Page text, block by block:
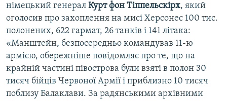
німецький генерал Курт фон Тіппельскірх, який
оголосив про захоплення на мисі Херсонес 100 тис.
полонених, 622 гармат, 26 танків і 141 літака:
«Манштейн, безпосередньо командував 11-ю
армією, обережніше повідомляє про те, що на
крайній частині півострова були взяті в полон 30
тисяч бійців Червоної Армії і приблизно 10 тисяч
поблизу Балаклави. За радянськими архівними